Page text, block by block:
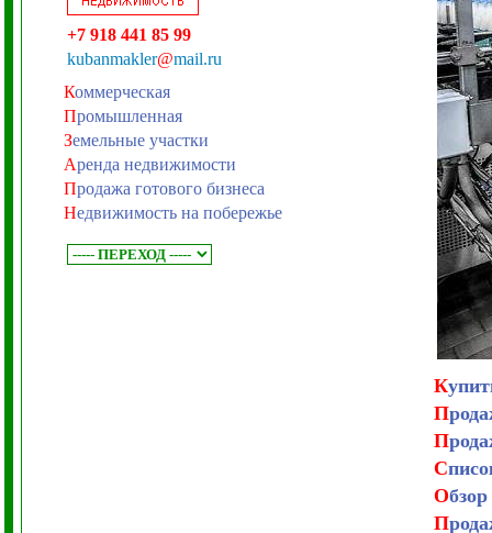
+7 918 441 85 99
kubanmakler@mail.ru
Коммерческая
Промышленная
Земельные участки
Аренда недвижимости
Продажа готового бизнеса
Недвижимость на побережье
К
П
П
С
О
П